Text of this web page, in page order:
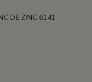
DE ZINC 6141